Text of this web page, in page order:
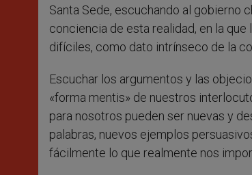
Santa Sede, escuchando al gobierno
conciencia de esta realidad, en la
difíciles, como dato intrínseco de la
Escuchar los argumentos y las
«forma mentis» de nuestros
para nosotros pueden ser nuevas y
palabras, nuevos ejemplos
fácilmente lo que realmente nos